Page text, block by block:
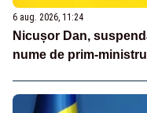
6 aug. 2026, 11:24
Nicușor Dan,
nume de prim-